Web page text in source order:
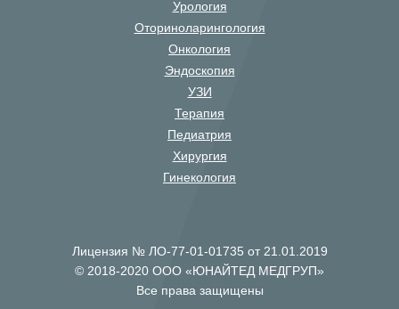
Урология
Оториноларингология
Онкология
Эндоскопия
УЗИ
Терапия
Педиатрия
Хирургия
Гинекология
Лицензия № ЛО-77-01-01735 от 21.01.2019
© 2018-2020 ООО «ЮНАЙТЕД МЕДГРУП»
Все права защищены